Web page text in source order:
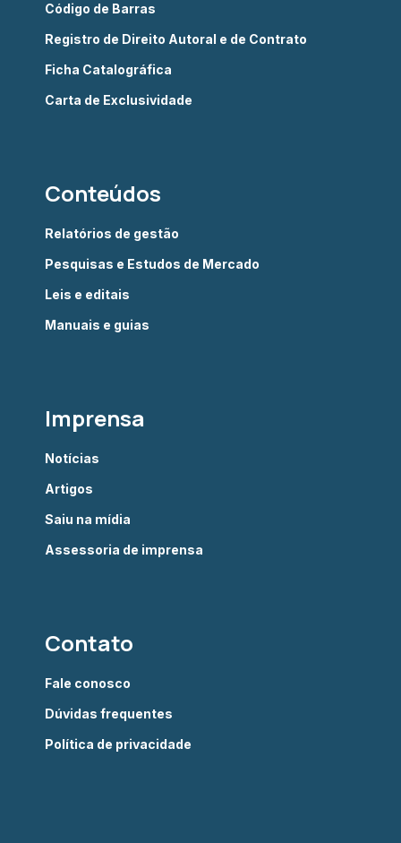
Código de Barras
Registro de Direito Autoral e de Contrato
Ficha Catalográfica
Carta de Exclusividade
Conteúdos
Relatórios de gestão
Pesquisas e Estudos de Mercado
Leis e editais
Manuais e guias
Imprensa
Notícias
Artigos
Saiu na mídia
Assessoria de imprensa
Contato
Fale conosco
Dúvidas frequentes
Política de privacidade